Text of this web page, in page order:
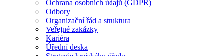
Ochrana osobních údajů (GDPR)
Odbory
Organizační řád a struktura
Veřejné zakázky
Kariéra
Úřední deska